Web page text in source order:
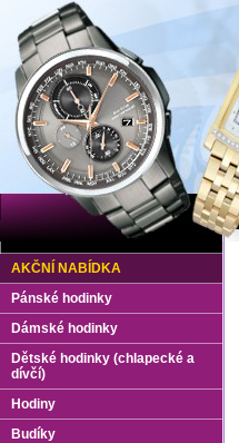
AKČNÍ NABÍDKA
Pánské hodinky
Dámské hodinky
Dětské hodinky (chlapecké a
dívčí)
Hodiny
Budíky